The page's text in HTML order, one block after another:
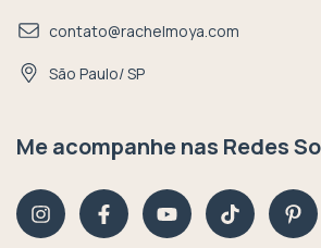
contato@rachelmoya.com
São Paulo/ SP
Me acompanhe nas Redes